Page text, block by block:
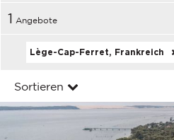
1 Angebote
Lège-Cap-Ferret, Frankreich
Sortieren